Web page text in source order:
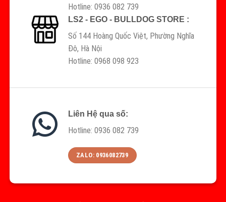
Hotline: 0936 082 739
LS2 - EGO - BULLDOG STORE :
Số 144 Hoàng Quốc Việt, Phường Nghĩa
Đô, Hà Nội
Hotline: 0968 098 923
Liên Hệ qua số:
Hotline: 0936 082 739
ZALO: 0936082739